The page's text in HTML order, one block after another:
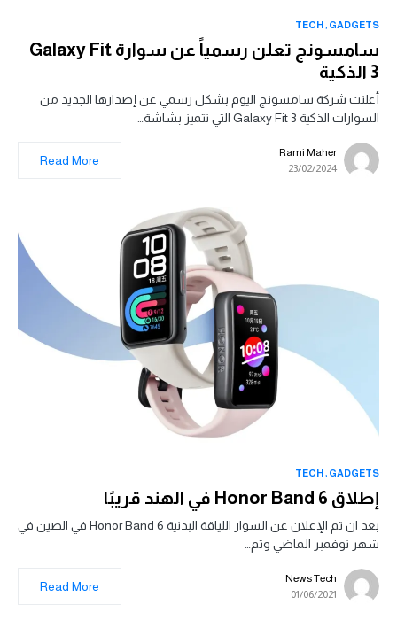
GADGETS
TECH
سامسونج تعلن رسمياً عن سوارة Galaxy Fit
3 الذكية
أعلنت شركة سامسونج اليوم بشكل رسمي عن إصدارها الجديد من
السوارات الذكية Galaxy Fit 3 التي تتميز بشاشة…
Rami Maher
23/02/2024
Read More
GADGETS
TECH
إطلاق Honor Band 6 في الهند قريبًا
بعد ان تم الإعلان عن السوار اللياقة البدنية Honor Band 6 في الصين في
شهر نوفمبر الماضي وتم…
News Tech
01/06/2021
Read More